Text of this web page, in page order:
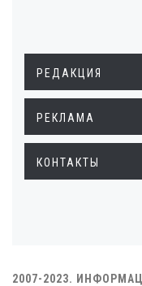
РЕДАКЦИЯ
РЕКЛАМА
КОНТАКТЫ
2007-2023.